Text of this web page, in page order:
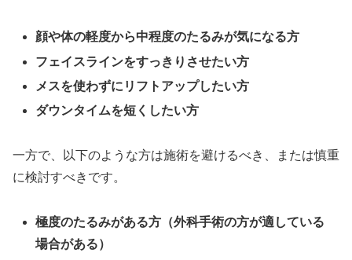
顔や体の軽度から中程度のたるみが気になる方
フェイスラインをすっきりさせたい方
メスを使わずにリフトアップしたい方
ダウンタイムを短くしたい方
一方で、以下のような方は施術を避けるべき、または慎重
に検討すべきです。
極度のたるみがある方（外科手術の方が適している
場合がある）